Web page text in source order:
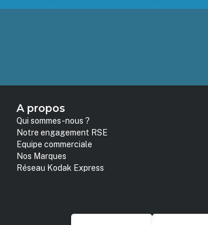
A propos
Qui sommes-nous ?
Notre engagement RSE
Equipe commerciale
Nos Marques
Réseau Kodak Express